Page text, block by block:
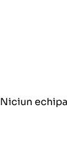
Niciun